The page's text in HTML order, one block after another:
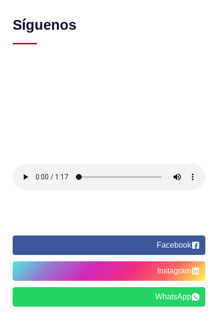
Síguenos
Facebook
Instagram
WhatsApp